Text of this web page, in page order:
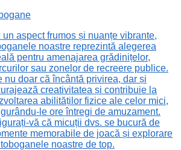
un aspect frumos și nuanțe vibrante,
noastre reprezintă alegerea
pentru amenajarea grădinițelor,
sau zonelor de recreere publice.
nu doar că încântă privirea, dar și
creativitatea și contribuie la
abilităților fizice ale celor mici,
le ore întregi de amuzament.
vă că micuții dvs. se bucură de
memorabile de joacă și explorare
noastre de top.